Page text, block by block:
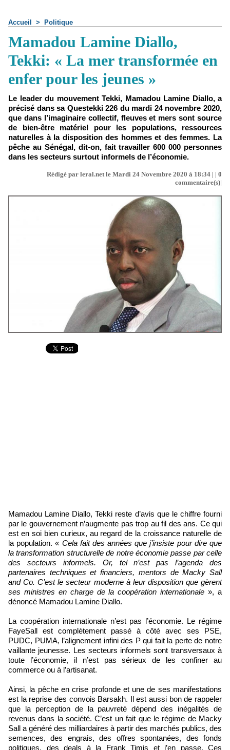
Accueil > Politique
Mamadou Lamine Diallo,
Tekki: « La mer transformée en
enfer pour les jeunes »
Le leader du mouvement Tekki, Mamadou Lamine Diallo, a
précisé dans sa Questekki 226 du mardi 24 novembre 2020,
que dans l’imaginaire collectif, fleuves et mers sont source
de bien-être matériel pour les populations, ressources
naturelles à la disposition des hommes et des femmes. La
pêche au Sénégal, dit-on, fait travailler 600 000 personnes
dans les secteurs surtout informels de l’économie.
Rédigé par leral.net le Mardi 24 Novembre 2020 à 18:34 | | 0
commentaire(s)|
Mamadou Lamine Diallo, Tekki reste d’avis que le chiffre fourni
par le gouvernement n’augmente pas trop au fil des ans. Ce qui
est en soi bien curieux, au regard de la croissance naturelle de
la population. « Cela fait des années que j’insiste pour dire que
la transformation structurelle de notre économie passe par celle
des secteurs informels. Or, tel n’est pas l’agenda des
partenaires techniques et financiers, mentors de Macky Sall
and Co. C’est le secteur moderne à leur disposition que gèrent
ses ministres en charge de la coopération internationale», a
dénoncé Mamadou Lamine Diallo.
La coopération internationale n’est pas l’économie. Le régime
FayeSall est complètement passé à côté avec ses PSE,
PUDC, PUMA, l’alignement infini des P qui fait la perte de notre
vaillante jeunesse. Les secteurs informels sont transversaux à
toute l’économie, il n’est pas sérieux de les confiner au
commerce ou à l’artisanat.
Ainsi, la pêche en crise profonde et une de ses manifestations
est la reprise des convois Barsakh. Il est aussi bon de rappeler
que la perception de la pauvreté dépend des inégalités de
revenus dans la société. C’est un fait que le régime de Macky
Sall a généré des milliardaires à partir des marchés publics, des
semences, des engrais, des offres spontanées, des fonds
politiques, des deals à la Frank Timis et j’en passe. Ces